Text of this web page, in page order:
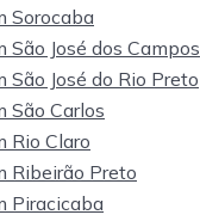
Sorocaba
São José dos Campos
São José do Rio Preto
São Carlos
Rio Claro
Ribeirão Preto
Piracicaba